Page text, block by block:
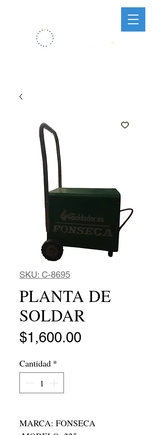
SKU: C-8695
PLANTA DE
SOLDAR
$1,600.00
Cantidad *
MARCA: FONSECA